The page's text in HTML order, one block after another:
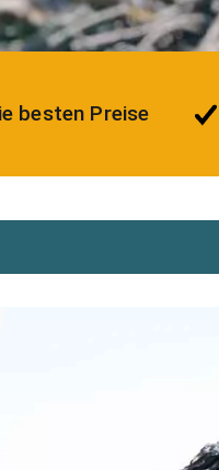
besten Preise